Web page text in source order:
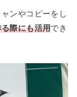
ンやコピーをし
際にも活用 でき